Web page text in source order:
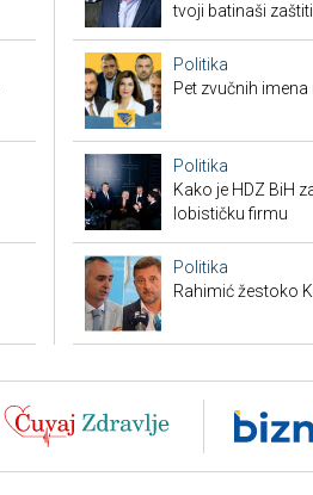
tvoji batinaši
Politika
Pet zvučnih
Politika
Kako je HDZ BiH
lobističku firmu
Politika
Rahimić žestoko